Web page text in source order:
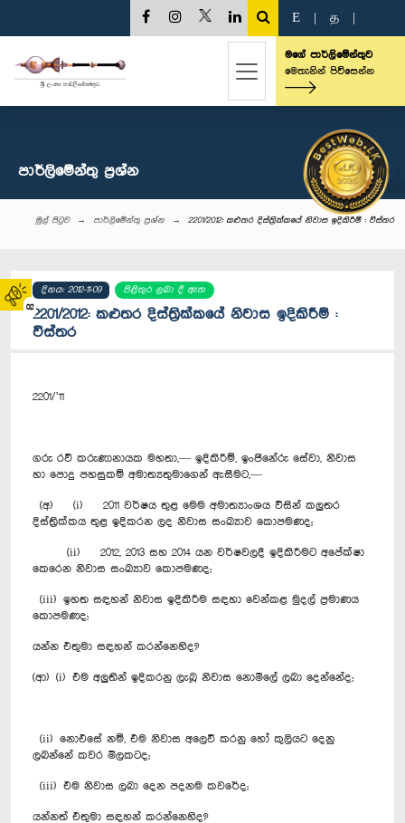
02
E த
මගේ පාර්ලිමේන්තුව
මෙතැනින් පිවිසෙන්න
පාර්ලි‌මේන්තු‌ ප්‍රශ්න
මුල් පිටුව පාර්ලි‌මේන්තු‌ ප්‍රශ්න 2201/2012: කළුතර දිස්ත්‍රික්කයේ නිවාස ඉදිකිරීම් : විස්තර
දිනය: 2012-11-09 පිළිතුර ලබා දී ඇත
2201/2012: කළුතර දිස්ත්‍රික්කයේ නිවාස ඉදිකිරීම් :
විස්තර
2201/’11
ගරු රවී කරුණානායක මහතා,— ඉදිකිරීම්, ඉංජිනේරු සේවා, නිවාස
හා පොදු පහසුකම් අමාත්‍යතුමාගෙන් ඇසීමට,—
(අ) (i) 2011 වර්ෂය තුළ මෙම අමාත්‍යාංශය විසින් කලුතර
දිස්ත්‍රික්කය තුළ ඉදිකරන ලද නිවාස සංඛ්‍යාව කොපමණද;
(ii) 2012, 2013 සහ 2014 යන වර්ෂවලදී ඉදිකිරීමට අපේක්ෂා
කෙරෙන නිවාස සංඛ්‍යාව කොපමණද;
(iii) ඉහත සඳහන් නිවාස ඉදිකිරීම සඳහා වෙන්කළ මුදල් ප්‍රමාණය
කොපමණද;
යන්න එතුමා සඳහන් කරන්නෙහිද?
(ආ) (i) එම අලුතින් ඉදිකරනු ලැබූ නිවාස නොමිලේ ලබා දෙන්නේද;
(ii) නොඑසේ නම්, එම නිවාස අලෙවි කරනු හෝ කුලියට දෙනු
ලබන්නේ කවර මිලකටද;
(iii) එම නිවාස ලබා දෙන පදනම කවරේද;
යන්නත් එතුමා සඳහන් කරන්නෙහිද?